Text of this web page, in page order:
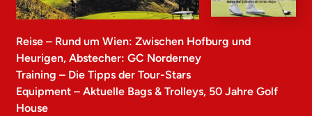
Reise – Rund um Wien: Zwischen Hofburg und
Heurigen, Abstecher: GC Norderney
Training – Die Tipps der Tour-Stars
Equipment – Aktuelle Bags & Trolleys, 50 Jahre Golf
House